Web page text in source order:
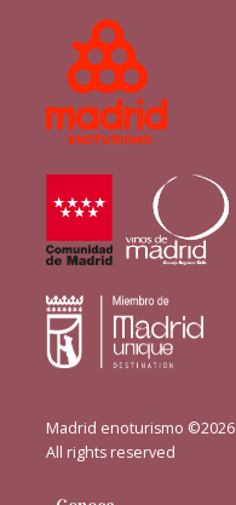
Madrid enoturismo ©2026
All rights reserved